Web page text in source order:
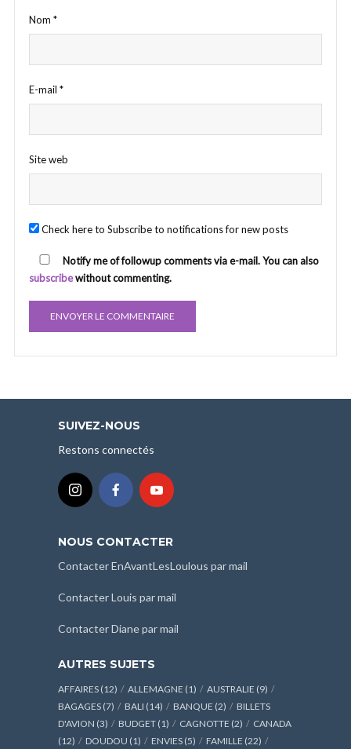
Nom *
E-mail *
Site web
Check here to Subscribe to notifications for new posts
Notify me of followup comments via e-mail. You can also
subscribewithout commenting.
SUIVEZ-NOUS
Restons connectés
NOUS CONTACTER
Contacter EnAvantLesLoulous par mail
Contacter Louis par mail
Contacter Diane par mail
AUTRES SUJETS
AFFAIRES (12) ALLEMAGNE (1) AUSTRALIE (9)
BAGAGES (7) BALI (14) BANQUE (2)
BILLETS
D'AVION (3) BUDGET (1) CAGNOTTE (2)
CANADA
(12)
DOUDOU (1) ENVIES (5) FAMILLE (22)